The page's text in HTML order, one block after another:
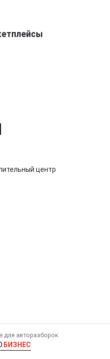
центр
для авторазборок
БИЗНЕС